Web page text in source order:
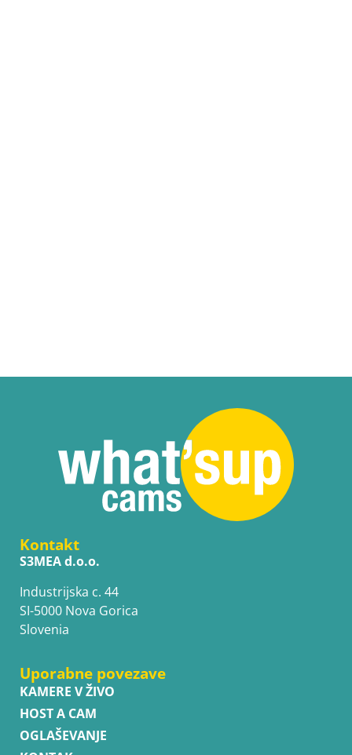
Kontakt
S3MEA d.o.o.
Industrijska c. 44
SI-5000 Nova Gorica
Slovenia
Uporabne povezave
KAMERE V ŽIVO
HOST A CAM
OGLAŠEVANJE